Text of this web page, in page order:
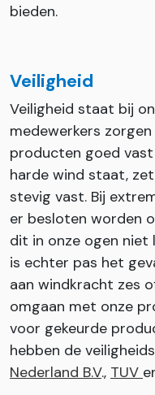
bieden.
Veiligheid
Veiligheid staat bij
medewerkers
producten goed
harde wind staat,
stevig vast. Bij
er besloten worden
dit in onze ogen niet
is echter pas het
aan windkracht zes
omgaan met onze
voor gekeurde
hebben de
Nederland B.V., TUV